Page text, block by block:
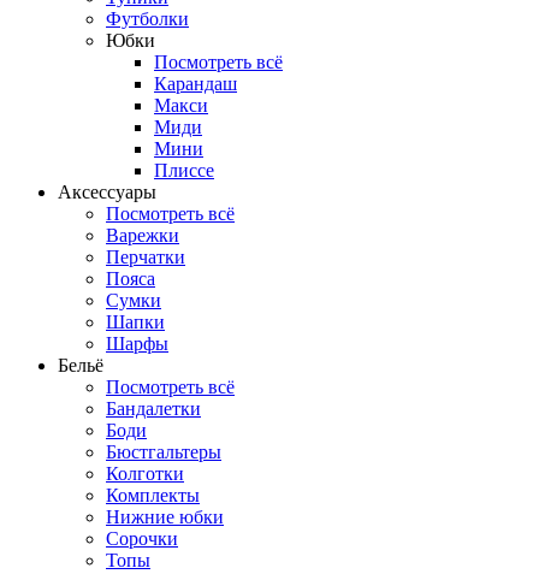
Футболки
Юбки
Посмотреть всё
Карандаш
Макси
Миди
Мини
Плиссе
Аксессуары
Посмотреть всё
Варежки
Перчатки
Пояса
Сумки
Шапки
Шарфы
Бельё
Посмотреть всё
Бандалетки
Боди
Бюстгальтеры
Колготки
Комплекты
Нижние юбки
Сорочки
Топы